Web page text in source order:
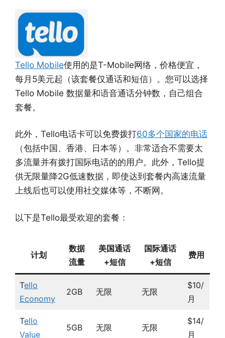
Tello Mobile使用的是T-Mobile网络，价格便宜，
每月5美元起（该套餐仅通话和短信）。您可以选择
Tello Mobile 数据量和语音通话分钟数，自己组合
套餐。
此外，Tello电话卡可以免费拨打60多个国家的电话
（包括中国、香港、日本等）。非常适合不需要太
多流量并有拨打国际电话的的用户。此外，Tello提
供无限量降2G低速数据，即使达到套餐内高速流量
上线后也可以使用社交媒体等，不断网。
以下是Tello最受欢迎的套餐：
计划
数据
流量
美国通话
+短信
国际通话
+短信
费用
Tello
Economy
2GB 无限 无限
$10/
月
Tello
Value
5GB 无限 无限
$14/
月